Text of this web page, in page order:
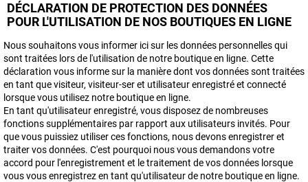
DÉCLARATION DE PROTECTION DES DONNÉES
POUR L'UTILISATION DE NOS BOUTIQUES EN LIGNE
Nous souhaitons vous informer ici sur les données personnelles qui
sont traitées lors de l'utilisation de notre boutique en ligne. Cette
déclaration vous informe sur la manière dont vos données sont traitées
en tant que visiteur, visiteur-ser et utilisateur enregistré et connecté
lorsque vous utilisez notre boutique en ligne.
En tant qu'utilisateur enregistré, vous disposez de nombreuses
fonctions supplémentaires par rapport aux utilisateurs invités. Pour
que vous puissiez utiliser ces fonctions, nous devons enregistrer et
traiter vos données. C'est pourquoi nous vous demandons votre
accord pour l'enregistrement et le traitement de vos données lorsque
vous vous enregistrez en tant qu'utilisateur de notre boutique en ligne.